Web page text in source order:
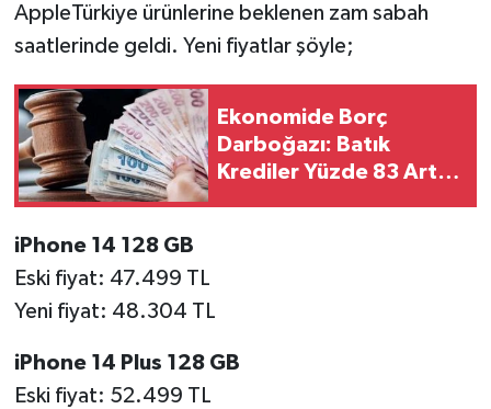
AppleTürkiye ürünlerine beklenen zam sabah
saatlerinde geldi. Yeni fiyatlar şöyle;
Ekonomide Borç
Darboğazı: Batık
Krediler Yüzde 83 Arttı,
iPhone 14 128 GB
Eski fiyat: 47.499 TL
Yeni fiyat: 48.304 TL
iPhone 14 Plus 128 GB
Eski fiyat: 52.499 TL